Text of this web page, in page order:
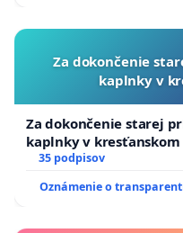
Za dokončenie
kaplnky v
Za dokončenie starej
kaplnky v
35 podpisov
Oznámenie o